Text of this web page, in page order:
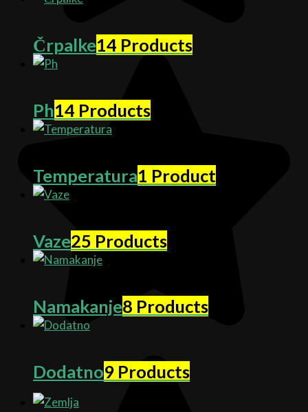
Črpalke14 Products
Ph14 Products
Temperatura1 Product
Vaze25 Products
Namakanje8 Products
Dodatno9 Products